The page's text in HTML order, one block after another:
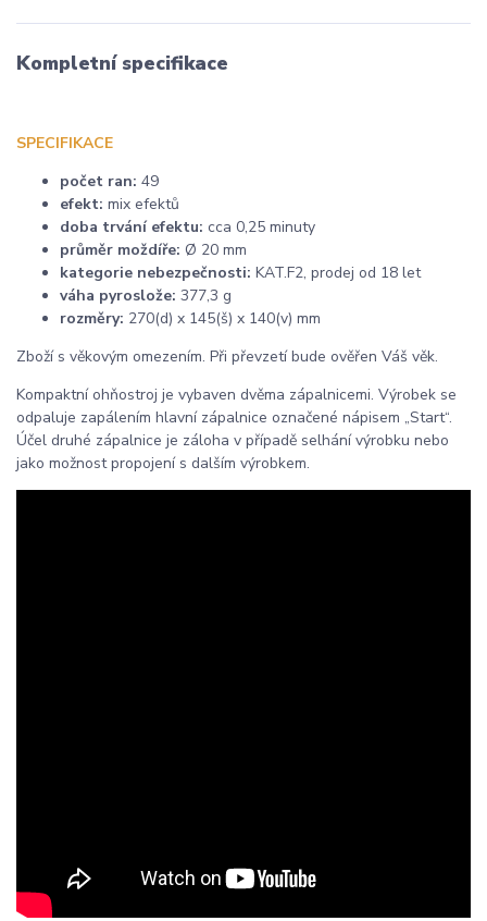
Kompletní specifikace
SPECIFIKACE
počet ran: 49
efekt: mix efektů
doba trvání efektu: cca 0,25 minuty
průměr moždíře: Ø 20 mm
kategorie nebezpečnosti: KAT.F2, prodej od 18 let
váha pyroslože: 377,3 g
rozměry: 270(d) x 145(š) x 140(v) mm
Zboží s věkovým omezením. Při převzetí bude ověřen Váš věk.
Kompaktní ohňostroj je vybaven dvěma zápalnicemi. Výrobek se
odpaluje zapálením hlavní zápalnice označené nápisem „Start“.
Účel druhé zápalnice je záloha v případě selhání výrobku nebo
jako možnost propojení s dalším výrobkem.